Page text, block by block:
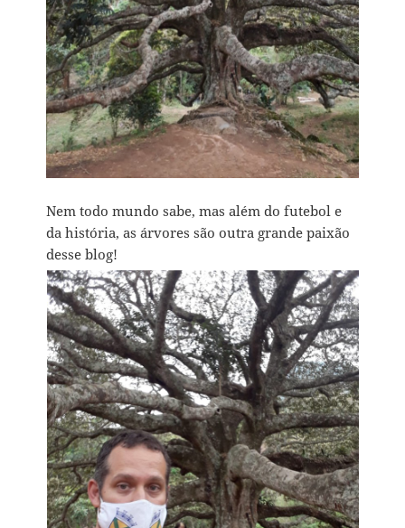
Nem todo mundo sabe, mas além do futebol e
da história, as árvores são outra grande paixão
desse blog!